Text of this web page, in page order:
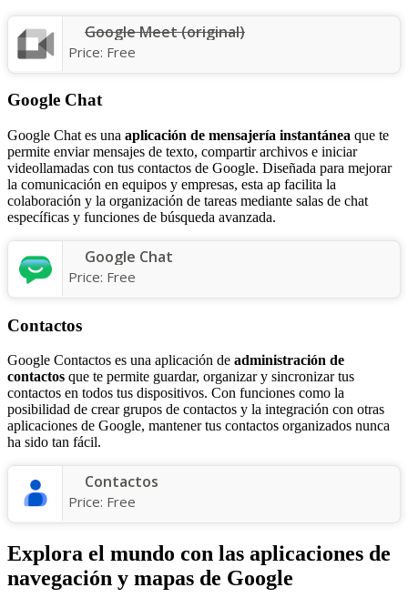
Google Meet (original)
Price: Free
Google Chat
Google Chat es una aplicación de mensajería instantánea que te
permite enviar mensajes de texto, compartir archivos e iniciar
videollamadas con tus contactos de Google. Diseñada para mejorar
la comunicación en equipos y empresas, esta ap facilita la
colaboración y la organización de tareas mediante salas de chat
específicas y funciones de búsqueda avanzada.
Google Chat
Price: Free
Contactos
Google Contactos es una aplicación de administración de
contactos que te permite guardar, organizar y sincronizar tus
contactos en todos tus dispositivos. Con funciones como la
posibilidad de crear grupos de contactos y la integración con otras
aplicaciones de Google, mantener tus contactos organizados nunca
ha sido tan fácil.
Contactos
Price: Free
Explora el mundo con las aplicaciones de
navegación y mapas de Google